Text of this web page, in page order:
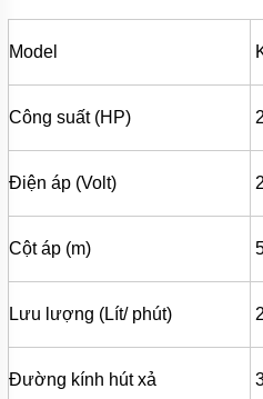
QUỐC
MÁY
RỜI
MÁY
BƠM
TỰ
ÁP
MÁY
KHÍ
Model
Công suất (HP) 2
Điện áp (Volt)
Cột áp (m)
Lưu lượng (Lít/ phút)
Đường kính hút xả